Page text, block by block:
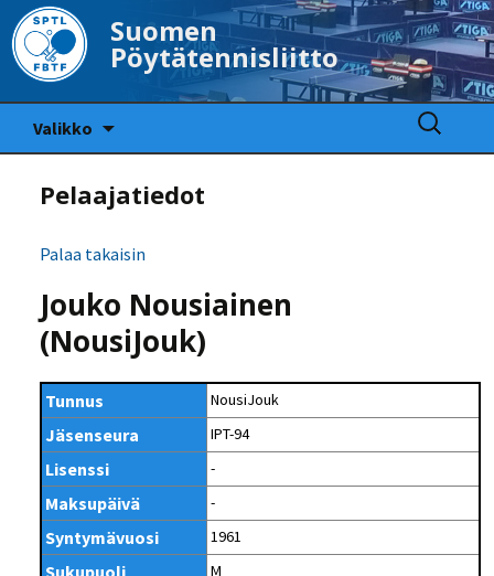
Suomen
Pöytätennisliitto
Valikko
Haku:
Pelaajatiedot
Palaa takaisin
Jouko Nousiainen
(NousiJouk)
Tunnus NousiJouk
Jäsenseura IPT-94
Lisenssi -
Maksupäivä -
Syntymävuosi 1961
Sukupuoli M